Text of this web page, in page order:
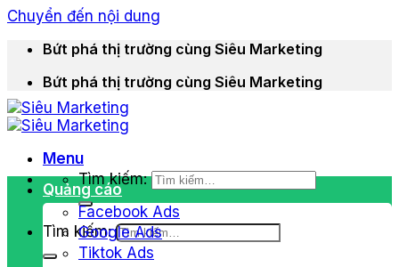
Chuyển đến nội dung
Bứt phá thị trường cùng Siêu Marketing
Bứt phá thị trường cùng Siêu Marketing
Menu
Tìm kiếm:
Tìm kiếm:
Quảng cáo
Facebook Ads
Google Ads
Tiktok Ads